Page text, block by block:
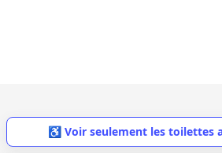
♿ Voir seulement les toilettes